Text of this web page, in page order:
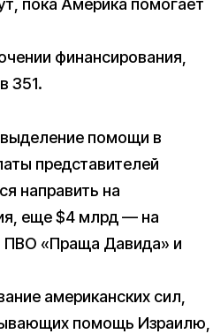
пока Америка помогает
финансирования,
351.
выделение помощи в
представителей
направить на
еще $4 млрд — на
ПВО «Праща Давида» и
американских сил,
помощь Израилю,